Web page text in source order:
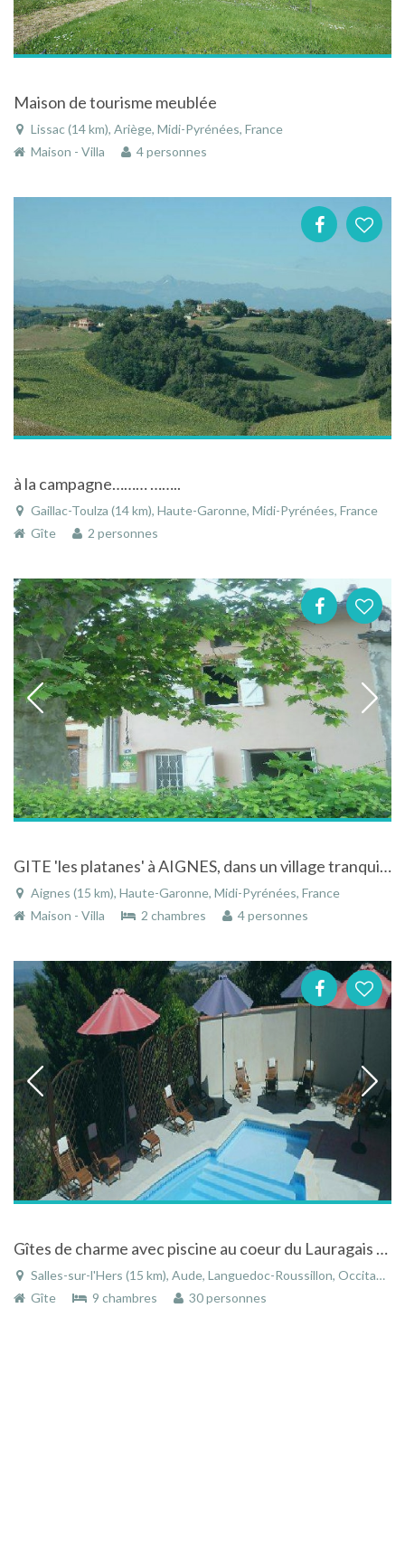
Maison de tourisme meublée
Lissac (14 km), Ariège, Midi-Pyrénées, France
Maison - Villa
4 personnes
à la campagne……… ……..
Gaillac-Toulza (14 km), Haute-Garonne, Midi-Pyrénées, France
Gîte
2 personnes
GITE 'les platanes' à AIGNES, dans un village tranquille à la campagne
Aignes (15 km), Haute-Garonne, Midi-Pyrénées, France
Maison - Villa
2 chambres 4 personnes
Gîtes de charme avec piscine au coeur du Lauragais à Salles-sur-L'Hers dans le Languedoc-Roussillon
Salles-sur-l'Hers (15 km), Aude, Languedoc-Roussillon, Occitanie, France
Gîte
9 chambres 30 personnes